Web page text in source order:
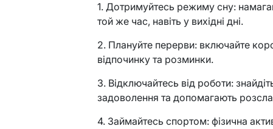
1. Дотримуйтесь режиму сну:
той же час, навіть у вихідні дні.
2. Плануйте перерви: включайте
відпочинку та розминки.
3. Відключайтесь від роботи:
задоволення та допомагають
4. Займайтесь спортом: фізична